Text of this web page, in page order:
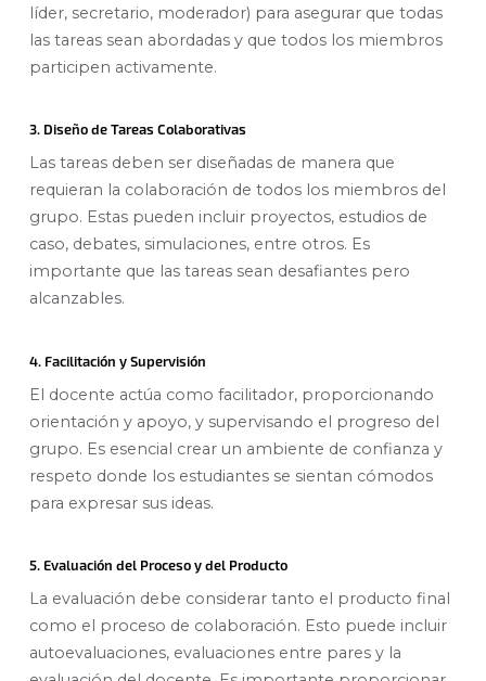
líder, secretario, moderador) para asegurar que todas
las tareas sean abordadas y que todos los miembros
participen activamente.
3. Diseño de Tareas Colaborativas
Las tareas deben ser diseñadas de manera que
requieran la colaboración de todos los miembros del
grupo. Estas pueden incluir proyectos, estudios de
caso, debates, simulaciones, entre otros. Es
importante que las tareas sean desafiantes pero
alcanzables.
4. Facilitación y Supervisión
El docente actúa como facilitador, proporcionando
orientación y apoyo, y supervisando el progreso del
grupo. Es esencial crear un ambiente de confianza y
respeto donde los estudiantes se sientan cómodos
para expresar sus ideas.
5. Evaluación del Proceso y del Producto
La evaluación debe considerar tanto el producto final
como el proceso de colaboración. Esto puede incluir
autoevaluaciones, evaluaciones entre pares y la